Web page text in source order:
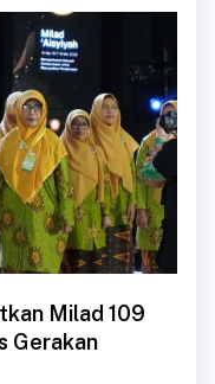
Milad 109
Gerakan